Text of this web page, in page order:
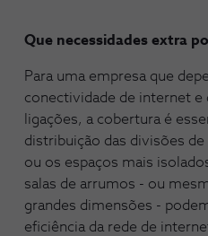
Que necessidades extra
Para uma empresa que
conectividade de internet e
ligações, a cobertura é
distribuição das divisões
ou os espaços mais
salas de arrumos - ou
grandes dimensões -
eficiência da rede de